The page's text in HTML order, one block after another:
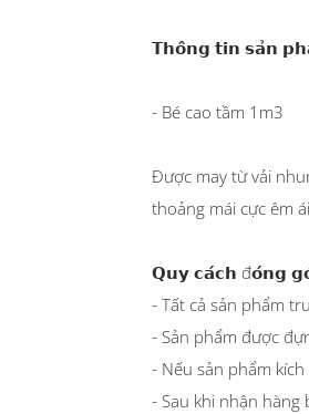
𝗧𝗵𝗼̂𝗻𝗴 𝘁𝗶𝗻 𝘀𝗮̉𝗻
- Bé cao tầm 1m3
Được may từ vải
thoảng mái cực êm
𝗤𝘂𝘆 𝗰𝗮́𝗰𝗵 đ𝗼́𝗻𝗴
- Tất cả sản phẩm
- Sản phẩm được
- Nếu sản phẩm
- Sau khi nhận